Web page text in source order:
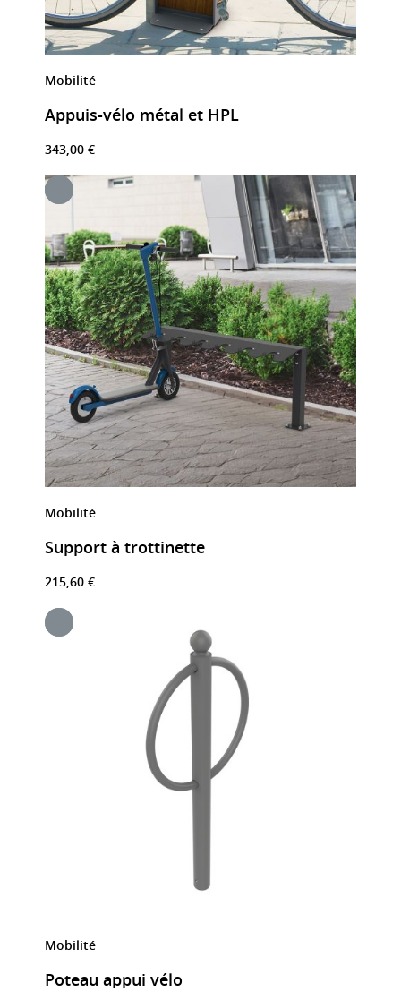
Mobilité
Appuis-vélo métal et HPL
343,00 €
Mobilité
Support à trottinette
215,60 €
Mobilité
Poteau appui vélo